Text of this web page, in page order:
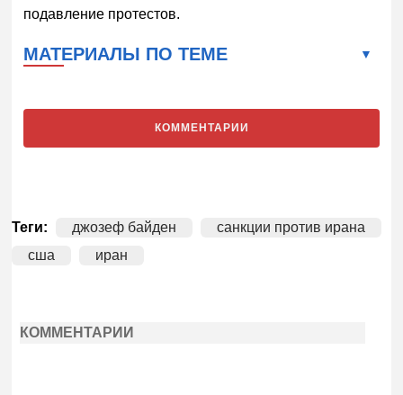
подавление протестов.
МАТЕРИАЛЫ ПО ТЕМЕ
КОММЕНТАРИИ
Теги: джозеф байден
санкции против ирана
сша
иран
КОММЕНТАРИИ